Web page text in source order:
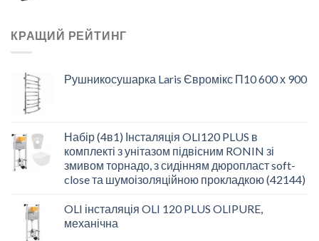
КРАЩИЙ РЕЙТИНГ
Рушникосушарка Laris Євромікс П10 600 х 900
Набір (4в1) Інсталяція OLI120 PLUS в
комплекті з унітазом підвісним RONIN зі
змивом торнадо, з сидінням дюропласт soft-
close та шумоізоляційною прокладкою (42144)
OLI інсталяція OLI 120 PLUS OLIPURE,
механічна